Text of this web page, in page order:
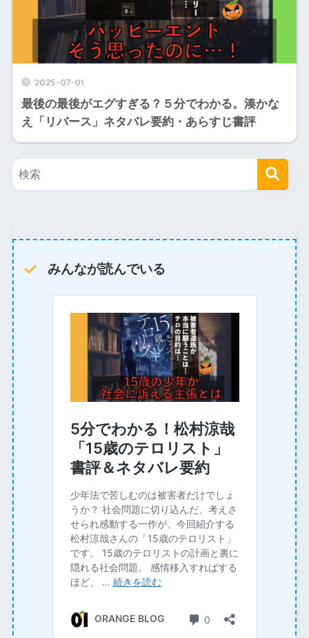
2025-07-01
最後の最後がエグすぎる？５分でわかる。湊かな
え「リバース」ネタバレ要約・あらすじ書評
みんなが読んでいる